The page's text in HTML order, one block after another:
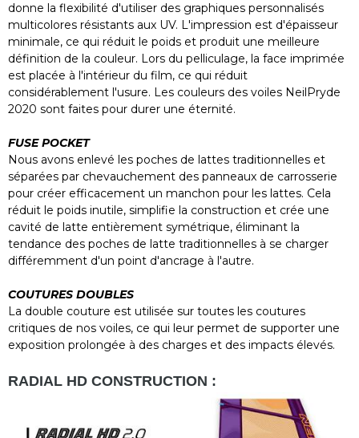
donne la flexibilité d'utiliser des graphiques personnalisés
multicolores résistants aux UV. L'impression est d'épaisseur
minimale, ce qui réduit le poids et produit une meilleure
définition de la couleur. Lors du pelliculage, la face imprimée
est placée à l'intérieur du film, ce qui réduit
considérablement l'usure. Les couleurs des voiles NeilPryde
2020 sont faites pour durer une éternité.
FUSE POCKET
Nous avons enlevé les poches de lattes traditionnelles et
séparées par chevauchement des panneaux de carrosserie
pour créer efficacement un manchon pour les lattes. Cela
réduit le poids inutile, simplifie la construction et crée une
cavité de latte entièrement symétrique, éliminant la
tendance des poches de latte traditionnelles à se charger
différemment d'un point d'ancrage à l'autre.
COUTURES DOUBLES
La double couture est utilisée sur toutes les coutures
critiques de nos voiles, ce qui leur permet de supporter une
exposition prolongée à des charges et des impacts élevés.
RADIAL HD CONSTRUCTION :